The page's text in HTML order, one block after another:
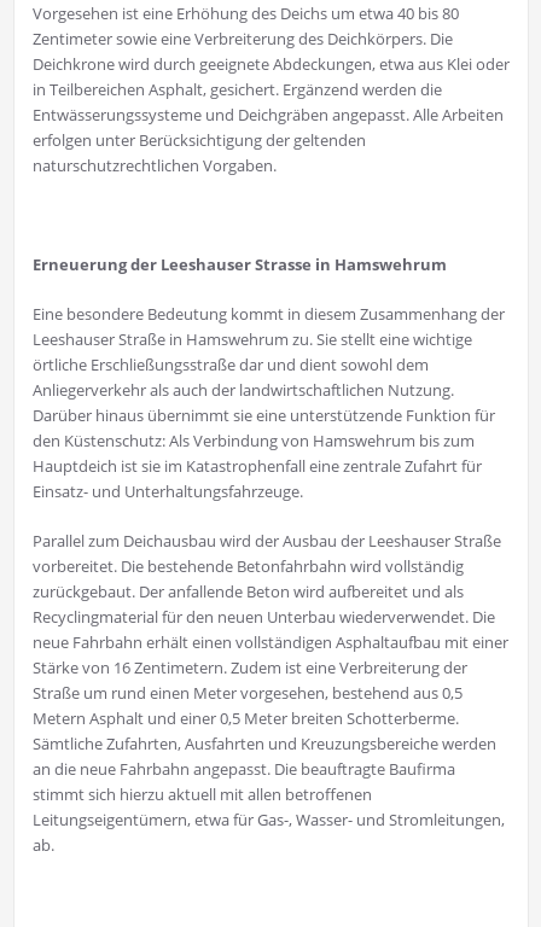
Vorgesehen ist eine Erhöhung des Deichs um etwa 40 bis 80
Zentimeter sowie eine Verbreiterung des Deichkörpers. Die
Deichkrone wird durch geeignete Abdeckungen, etwa aus Klei oder
in Teilbereichen Asphalt, gesichert. Ergänzend werden die
Entwässerungssysteme und Deichgräben angepasst. Alle Arbeiten
erfolgen unter Berücksichtigung der geltenden
naturschutzrechtlichen Vorgaben.
Erneuerung der Leeshauser Strasse in Hamswehrum
Eine besondere Bedeutung kommt in diesem Zusammenhang der
Leeshauser Straße in Hamswehrum zu. Sie stellt eine wichtige
örtliche Erschließungsstraße dar und dient sowohl dem
Anliegerverkehr als auch der landwirtschaftlichen Nutzung.
Darüber hinaus übernimmt sie eine unterstützende Funktion für
den Küstenschutz: Als Verbindung von Hamswehrum bis zum
Hauptdeich ist sie im Katastrophenfall eine zentrale Zufahrt für
Einsatz- und Unterhaltungsfahrzeuge.
Parallel zum Deichausbau wird der Ausbau der Leeshauser Straße
vorbereitet. Die bestehende Betonfahrbahn wird vollständig
zurückgebaut. Der anfallende Beton wird aufbereitet und als
Recyclingmaterial für den neuen Unterbau wiederverwendet. Die
neue Fahrbahn erhält einen vollständigen Asphaltaufbau mit einer
Stärke von 16 Zentimetern. Zudem ist eine Verbreiterung der
Straße um rund einen Meter vorgesehen, bestehend aus 0,5
Metern Asphalt und einer 0,5 Meter breiten Schotterberme.
Sämtliche Zufahrten, Ausfahrten und Kreuzungsbereiche werden
an die neue Fahrbahn angepasst. Die beauftragte Baufirma
stimmt sich hierzu aktuell mit allen betroffenen
Leitungseigentümern, etwa für Gas-, Wasser- und Stromleitungen,
ab.